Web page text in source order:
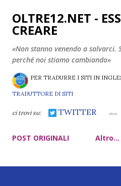
Passa ai
OLTRE12.NET -
CREARE
«Non stanno venendo a salvarci.
perché noi stiamo cambiando»
PER TRADURRE I SITI IN
TRADUTTORE DI SITI
ci trovi su: TWITTER
POST ORIGINALI Altro…